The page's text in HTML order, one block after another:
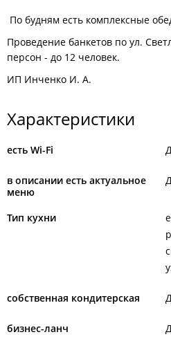
По будням есть комплексные
Проведение банкетов по ул.
персон - до 12 человек.
ИП Инченко И. А.
Характеристики
есть Wi-Fi
в описании есть актуальное
меню
Тип кухни
собственная кондитерская
бизнес-ланч